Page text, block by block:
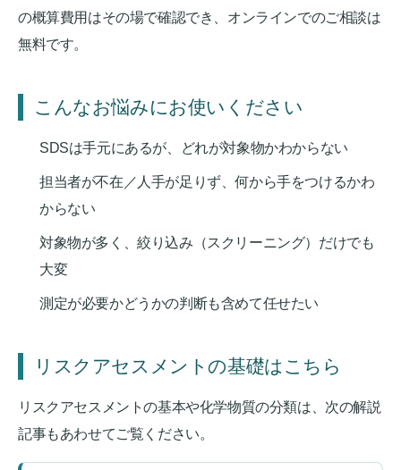
の概算費用はその場で確認でき、オンラインでのご相談は
無料です。
こんなお悩みにお使いください
SDSは手元にあるが、どれが対象物かわからない
担当者が不在／人手が足りず、何から手をつけるかわ
からない
対象物が多く、絞り込み（スクリーニング）だけでも
大変
測定が必要かどうかの判断も含めて任せたい
リスクアセスメントの基礎はこちら
リスクアセスメントの基本や化学物質の分類は、次の解説
記事もあわせてご覧ください。